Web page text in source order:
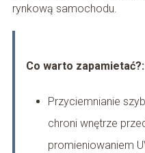
rynkową samochodu.
Co warto zapamietać?:
Przyciemnianie
chroni wnętrze
promieniowaniem